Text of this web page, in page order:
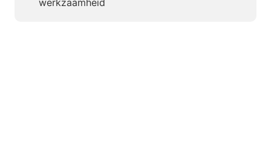
werkzaamheid